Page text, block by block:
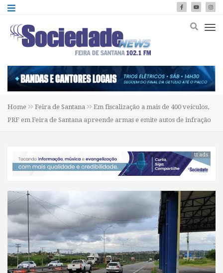
Home Feira de Santana
Em fiscalização a mais de 400 veículos,
PRF em Feira de Santana apreende armas e emite autos de infração
tt ads